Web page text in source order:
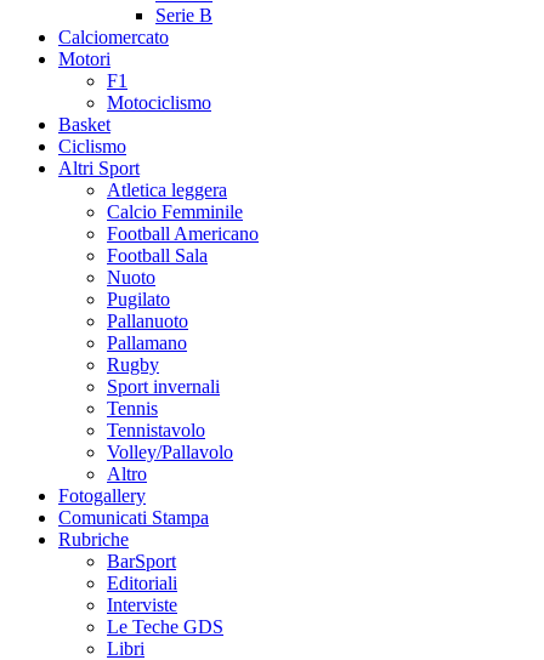
Serie B
Calciomercato
Motori
F1
Motociclismo
Basket
Ciclismo
Altri Sport
Atletica leggera
Calcio Femminile
Football Americano
Football Sala
Nuoto
Pugilato
Pallanuoto
Pallamano
Rugby
Sport invernali
Tennis
Tennistavolo
Volley/Pallavolo
Altro
Fotogallery
Comunicati Stampa
Rubriche
BarSport
Editoriali
Interviste
Le Teche GDS
Libri